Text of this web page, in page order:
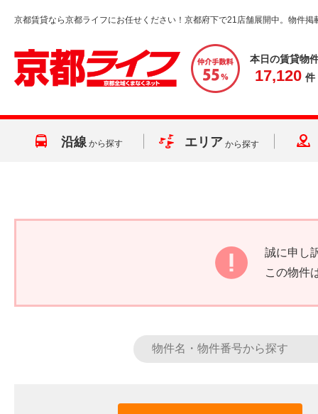
京都賃貸なら京都ライフにお任せください！京都府下で21店舗展開中。物件掲
本日の賃貸物
17,120 件
沿線 から探す エリア から探す
誠に申し
この物件